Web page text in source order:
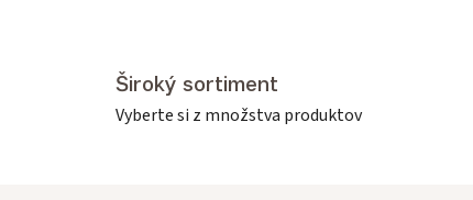
Široký sortiment
Vyberte si z množstva produktov